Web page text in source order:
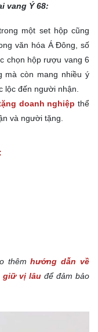
vang Ý68:
một set hộp cũng
văn hóa Á Đông, số
chọn hộp rượu vang 6
mà còn mang nhiều ý
lộc đến người nhận.
doanh nghiệp thể
và người tặng.
thêmhướng dẫn về
giữ vị lâu để đảm bảo